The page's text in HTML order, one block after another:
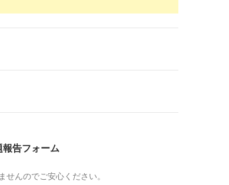
医療ワーカー』
2018-
・転職なら【医療ワーカー】
2018-
/ 告フォーム
せんのでご安心ください。